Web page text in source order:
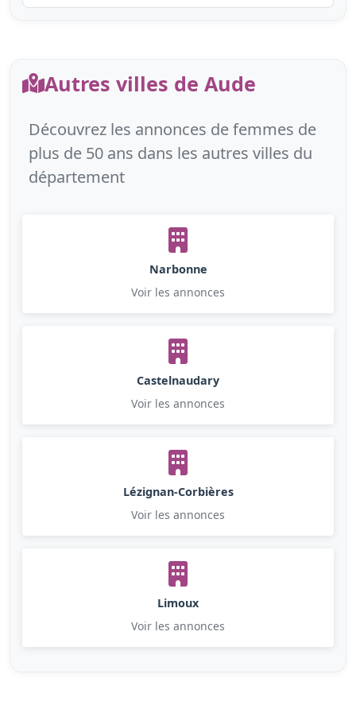
Autres villes de Aude
Découvrez les annonces de femmes de
plus de 50 ans dans les autres villes du
département
Narbonne
Voir les annonces
Castelnaudary
Voir les annonces
Lézignan-Corbières
Voir les annonces
Limoux
Voir les annonces